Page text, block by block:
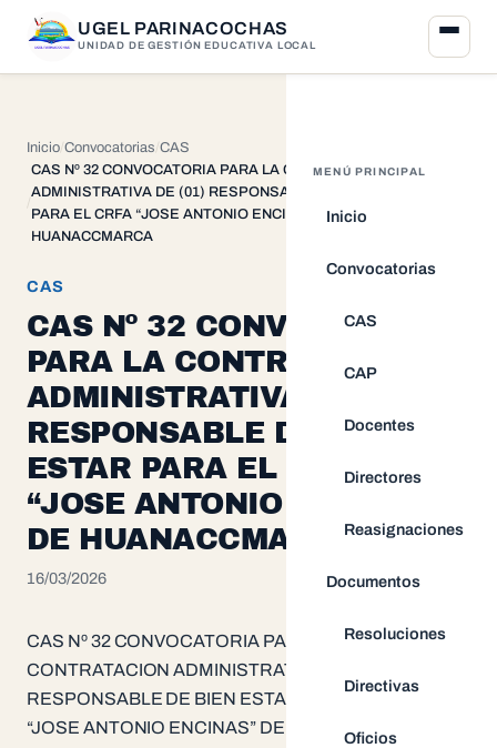
UGEL PARINACOCHAS
UNIDAD DE GESTIÓN EDUCATIVA LOCAL
MENÚ PRINCIPAL
Inicio
Convocatorias
CAS
CAP
Docentes
Directores
Reasignaciones
Documentos
Resoluciones
Directivas
Oficios
Inicio Convocatorias CAS
CAS Nº 32 CONVOCATORIA PARA LA CONTRATACION
ADMINISTRATIVA DE (01) RESPONSABLE DE BIEN ESTAR
PARA EL CRFA “JOSE ANTONIO ENCINAS” DE
HUANACCMARCA
CAS
CAS Nº 32 CONVOCATORIA
PARA LA CONTRATACION
ADMINISTRATIVA DE (01)
RESPONSABLE DE BIEN
ESTAR PARA EL CRFA
“JOSE ANTONIO ENCINAS”
DE HUANACCMARCA
16/03/2026
CAS Nº 32 CONVOCATORIA PARA LA
CONTRATACION ADMINISTRATIVA DE (01)
RESPONSABLE DE BIEN ESTAR PARA EL CRFA
“JOSE ANTONIO ENCINAS” DE HUANACCMARCA